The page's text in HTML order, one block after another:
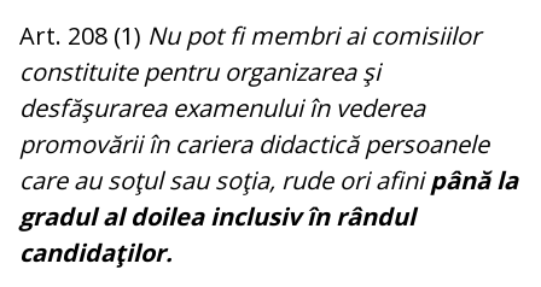
Art. 208 (1) Nu pot fi membri ai comisiilor
constituite pentru organizarea şi
desfăşurarea examenului în vederea
promovării în cariera didactică persoanele
care au soţul sau soţia, rude ori afinipână la
gradul al doilea inclusiv în rândul
candidaţilor.